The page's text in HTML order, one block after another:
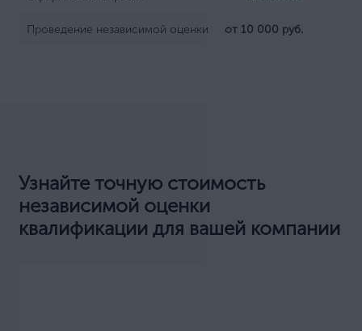
Проведение независимой оценки от 10 000 руб.
Узнайте точную стоимость
независимой оценки
квалификации для вашей компании